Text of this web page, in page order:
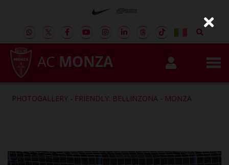
AC MONZA
PHOTOGALLERY - FRIENDLY: BELLINZONA - MONZA